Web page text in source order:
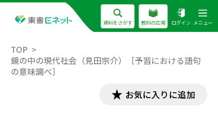
資料をさがす 教科の広場 ログイン メニュー
TOP
鏡の中の現代社会（見田宗介）［予習における語句
の意味調べ］
お気に入りに追加